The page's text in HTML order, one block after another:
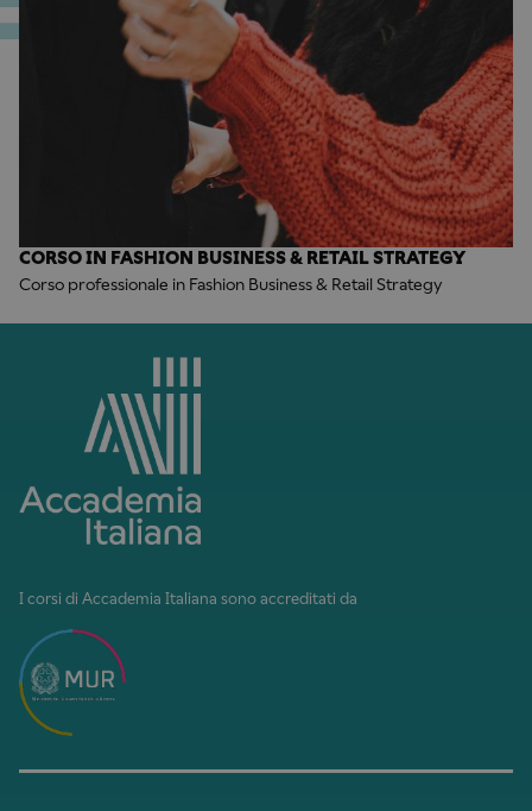
CORSO IN FASHION BUSINESS & RETAIL STRATEGY
Corso professionale in Fashion Business & Retail Strategy
I corsi di Accademia Italiana sono accreditati da